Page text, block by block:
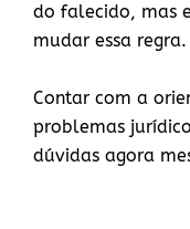
do falecido, mas
mudar essa regra.
Contar com a
problemas
dúvidas agora